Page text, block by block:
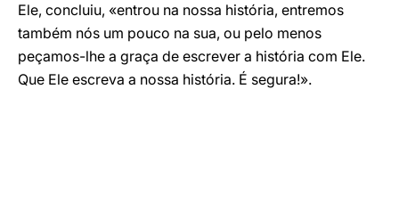
Ele, concluiu, «entrou na nossa história, entremos
também nós um pouco na sua, ou pelo menos
peçamos-lhe a graça de escrever a história com Ele.
Que Ele escreva a nossa história. É segura!».